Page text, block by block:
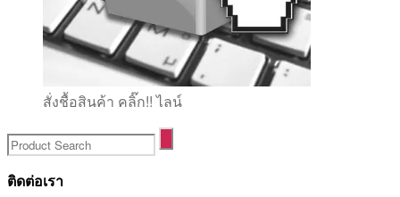
สั่งชื้อสินค้า คลิ๊ก!! ไลน์
ติดต่อเรา